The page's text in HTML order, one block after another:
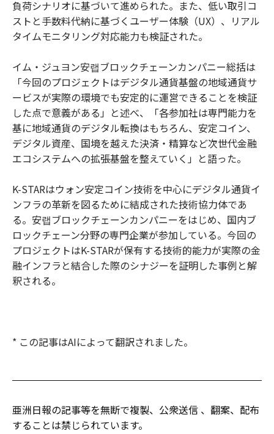
負荷シナリオに基づいて進められた。また、低い取引コ
ストと手数料代納に基づくユーザー体験（UX）、リアル
タイムモニタリング対応能力も検証された。
イム・ジュヨン安랩ブロックチェーンカンパニー総括は
「今回のプロジェクトはデジタル通貨基盤の地域通貨サ
ービスが実際の環境でも安定的に運営できることを検証
した点で意義がある」と述べ、「各参加社は専門能力を
基に地域通貨のデジタル転換はもちろん、安定コイン、
デジタル資産、国境を越えた決済・精算など次世代金融
エコシステムへの拡張基盤を整えていく」と語った。
K-STARはウォン安定コイン技術を中心にデジタル通貨イ
ンフラの革新を図るために結成された技術協力体であ
る。安랩ブロックチェーンカンパニーをはじめ、国内ブ
ロックチェーン分野の専門企業が参加している。今回の
プロジェクトはK-STARが保有する技術的能力が実際の金
融インフラと結合した際のシナジーを証明した事例と解
釈される。
* この記事はAIによって翻訳されました。
亜洲日報の記事等を無断で複製、公衆送信 、翻案、配布
することは禁じられています。